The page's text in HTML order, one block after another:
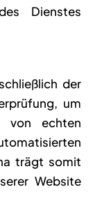
Dienstes
der
um
von echten
trägt somit
Website